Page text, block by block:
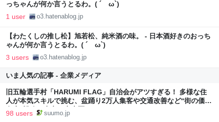
っちゃんが何か言うとるわ。( ´ ω`)
1 user o3.hatenablog.jp
【わたくしの推し松】旭若松、純米酒の味。 - 日本酒好きのおっち
ゃんが何か言うとるわ。( ´ ω`)
3 users o3.hatenablog.jp
いま人気の記事 - 企業メディア
旧五輪選手村「HARUMI FLAG」自治会がアツすぎる！ 多様な住
人が本気スキルで挑む、盆踊り2万人集客や交通改善など“街の価値
向上”戦略 東京・中央区
98 users suumo.jp